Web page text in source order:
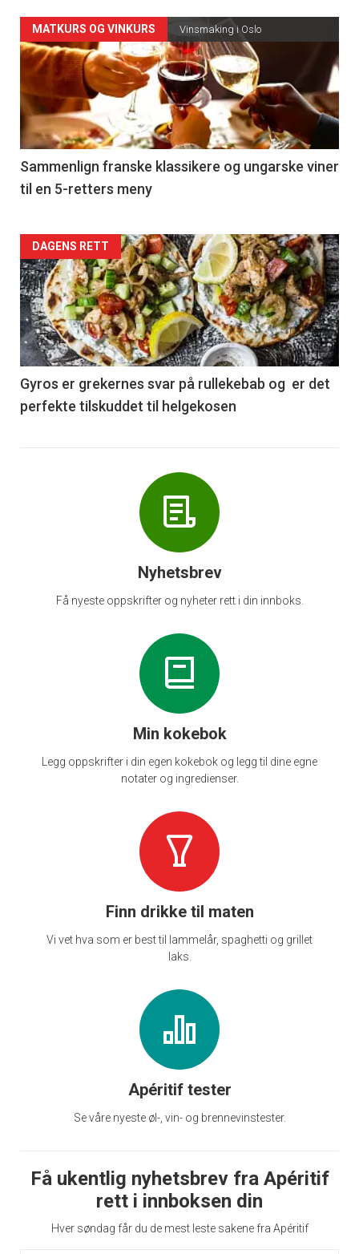
Forsiden
akkurat
nå
-
5
MATKURS OG VINKURS Vinsmaking i Oslo
Sammenlign franske klassikere og ungarske viner
til en 5-retters meny
Forsiden
akkurat
nå
-
6
DAGENS RETT
Gyros er grekernes svar på rullekebab og er det
perfekte tilskuddet til helgekosen
Nyhetsbrev
Få nyeste oppskrifter og nyheter rett i din innboks.
Min kokebok
Legg oppskrifter i din egen kokebok og legg til dine egne
notater og ingredienser.
Finn drikke til maten
Vi vet hva som er best til lammelår, spaghetti og grillet
laks.
Apéritif tester
Se våre nyeste øl-, vin- og brennevinstester.
Få ukentlig nyhetsbrev fra Apéritif
rett i innboksen din
Hver søndag får du de mest leste sakene fra Apéritif